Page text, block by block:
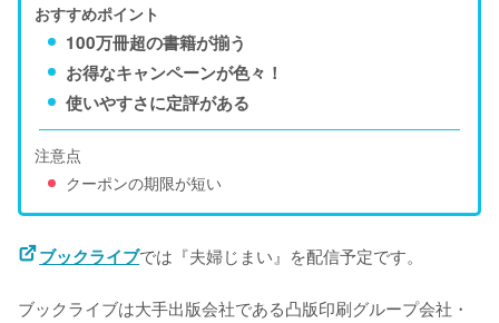
おすすめポイント
100万冊超の書籍が揃う
お得なキャンペーンが色々！
使いやすさに定評がある
注意点
クーポンの期限が短い
ブックライブでは『夫婦じまい』を配信予定です。
ブックライブは大手出版会社である凸版印刷グループ会社・